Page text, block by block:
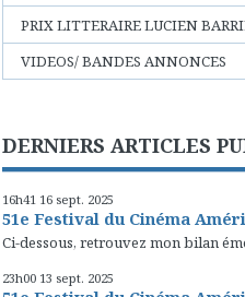
PRIX LITTERAIRE LUCIEN
VIDEOS/ BANDES ANNONCES
DERNIERS ARTICLES
16h41 16 sept. 2025
51e Festival du Cinéma
Ci-dessous, retrouvez mon bilan
23h00 13 sept. 2025